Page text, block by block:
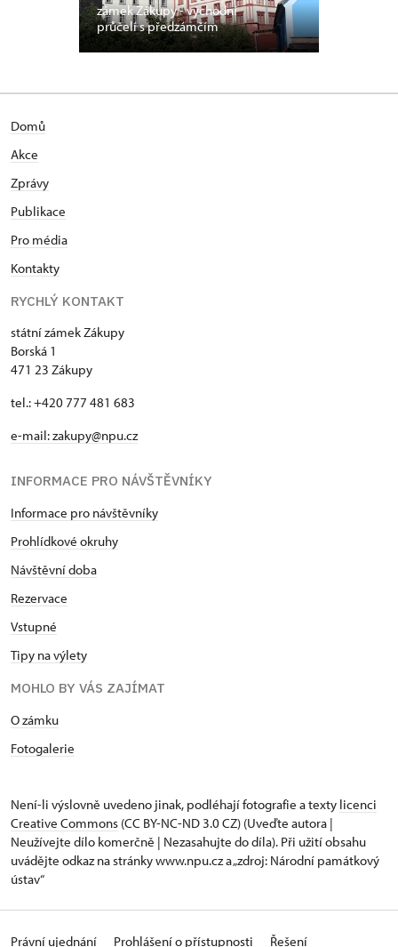
zámek Zákupy - východní
průčelí s předzámčím
Domů
Akce
Zprávy
Publikace
Pro média
Kontakty
RYCHLÝ KONTAKT
státní zámek Zákupy
Borská 1
471 23 Zákupy
tel.: +420 777 481 683
e-mail: zakupy@npu.cz
INFORMACE PRO NÁVŠTĚVNÍKY
Informace pro návštěvníky
Prohlídkové okruhy
Návštěvní doba
Rezervace
Vstupné
Tipy na výlety
MOHLO BY VÁS ZAJÍMAT
O zámku
Fotogalerie
Není-li výslovně uvedeno jinak, podléhají fotografie a texty licenci
Creative Commons (CC BY-NC-ND 3.0 CZ) (Uveďte autora |
Neužívejte dílo komerčně | Nezasahujte do díla). Při užití obsahu
uvádějte odkaz na stránky www.npu.cz a „zdroj: Národní památkový
ústav“
Právní ujednání Prohlášení o přístupnosti Řešení